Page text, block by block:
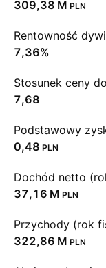
‪309,38 M‬ PLN
Rentowność
7,36%
Stosunek ceny
7,68
0,48 PLN
Dochód netto
‪37,16 M‬ PLN
Przychody (rok
‪322,86 M‬ PLN